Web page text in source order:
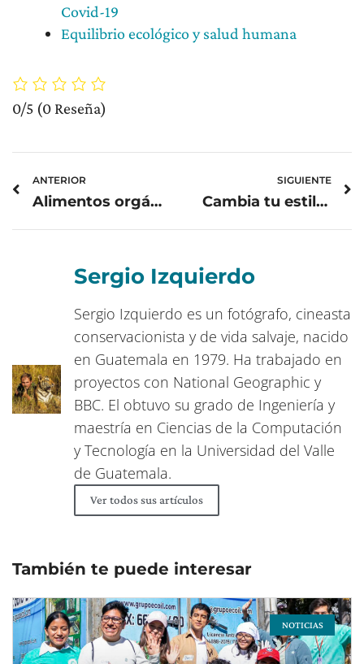
Covid-19
Equilibrio ecológico y salud humana
0/5 (0 Reseña)
ANTERIOR
Alimentos orgánicos vrs alimentos convencionales
SIGUIENTE
Cambia tu estilo de vida por uno más saludable
Sergio Izquierdo
Sergio Izquierdo es un fotógrafo, cineasta
conservacionista y de vida salvaje, nacido
en Guatemala en 1979. Ha trabajado en
proyectos con National Geographic y
BBC. El obtuvo su grado de Ingeniería y
maestría en Ciencias de la Computación
y Tecnología en la Universidad del Valle
de Guatemala.
Ver todos sus artículos
También te puede interesar
NOTICIAS
PagePagePage